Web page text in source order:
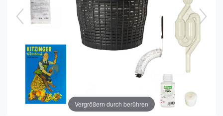
Vergrößern durch berühren